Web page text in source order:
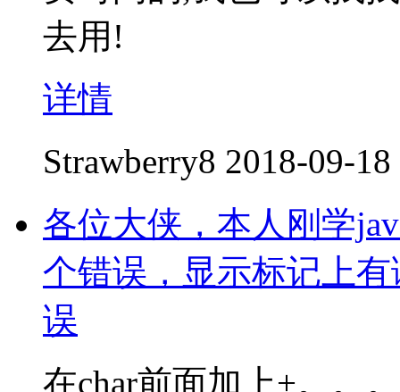
去用!
详情
Strawberry8 2018-09-
各位大侠，本人刚学
个错误，显示标记上
误
在char前面加上+。。